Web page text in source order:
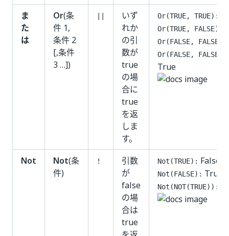
ま
た
は
Or(条
件 1,
条件 2
[,条件
3 …])
いず
れか
の引
数が
true
の場
合に
true
を返
しま
す。
Or(TRUE, TRUE):
Or(TRUE, FALSE):
Or(FALSE, FALSE):
Or(FALSE, FALSE,
True
Not Not(条
件)
!
引数
が
false
の場
合は
true
Not(TRUE): False
Not(FALSE): True
Not(NOT(TRUE)):